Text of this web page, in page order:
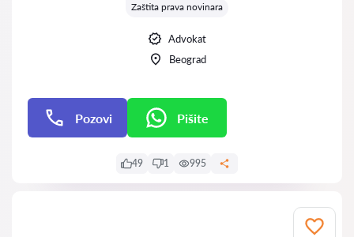
Zaštita prava novinara
Advokat
Beograd
Pozovi Pišite
49 1 995